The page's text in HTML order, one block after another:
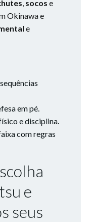
, socos e
Okinawa e
e
em pé.
e disciplina.
com regras
e
seus